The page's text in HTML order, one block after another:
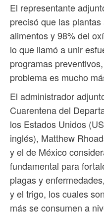
El representante
precisó que las
alimentos y 98% del
lo que llamó a unir
programas
problema es mucho
El administrador
Cuarentena del
los Estados Unidos
inglés), Matthew
y el de México
fundamental para
plagas y
y el trigo, los cuales
más se consumen a